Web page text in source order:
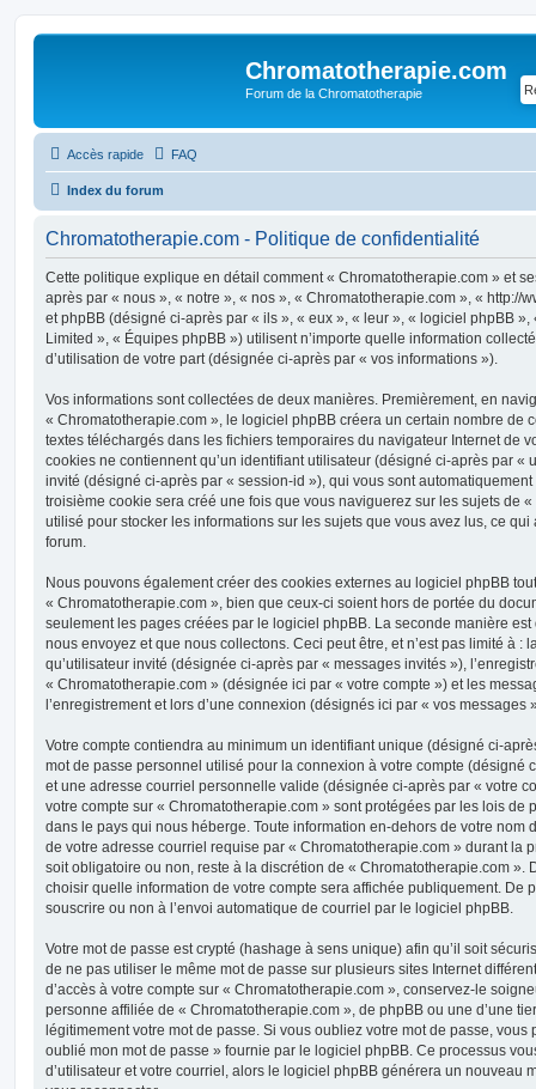
Chromatotherapie.com
Forum de la Chromatotherapie
Accès rapide FAQ
Index du forum
Chromatotherapie.com - Politique de confidentialité
Cette politique explique en détail comment « Chromatotherapie.com » et
après par « nous », « notre », « nos », « Chromatotherapie.com », « http://
et phpBB (désigné ci-après par « ils », « eux », « leur », « logiciel phpBB
Limited », « Équipes phpBB ») utilisent n’importe quelle information
d’utilisation de votre part (désignée ci-après par « vos informations »).
Vos informations sont collectées de deux manières. Premièrement, en
« Chromatotherapie.com », le logiciel phpBB créera un certain nombre de
textes téléchargés dans les fichiers temporaires du navigateur Internet de
cookies ne contiennent qu’un identifiant utilisateur (désigné ci-après par «
invité (désigné ci-après par « session-id »), qui vous sont
troisième cookie sera créé une fois que vous naviguerez sur les sujets de
utilisé pour stocker les informations sur les sujets que vous avez lus, ce
forum.
Nous pouvons également créer des cookies externes au logiciel phpBB
« Chromatotherapie.com », bien que ceux-ci soient hors de portée du
seulement les pages créées par le logiciel phpBB. La seconde manière
nous envoyez et que nous collectons. Ceci peut être, et n’est pas limité à :
qu’utilisateur invité (désignée ci-après par « messages invités »),
« Chromatotherapie.com » (désignée ici par « votre compte ») et les
l’enregistrement et lors d’une connexion (désignés ici par « vos messages
Votre compte contiendra au minimum un identifiant unique (désigné ci-
mot de passe personnel utilisé pour la connexion à votre compte (désigné
et une adresse courriel personnelle valide (désignée ci-après par « votre
votre compte sur « Chromatotherapie.com » sont protégées par les lois de
dans le pays qui nous héberge. Toute information en-dehors de votre nom
de votre adresse courriel requise par « Chromatotherapie.com » durant la
soit obligatoire ou non, reste à la discrétion de « Chromatotherapie.com ».
choisir quelle information de votre compte sera affichée publiquement. De
souscrire ou non à l’envoi automatique de courriel par le logiciel phpBB.
Votre mot de passe est crypté (hashage à sens unique) afin qu’il soit
de ne pas utiliser le même mot de passe sur plusieurs sites Internet
d’accès à votre compte sur « Chromatotherapie.com », conservez-le
personne affiliée de « Chromatotherapie.com », de phpBB ou une d’une
légitimement votre mot de passe. Si vous oubliez votre mot de passe, vous
oublié mon mot de passe » fournie par le logiciel phpBB. Ce processus
d’utilisateur et votre courriel, alors le logiciel phpBB générera un nouveau